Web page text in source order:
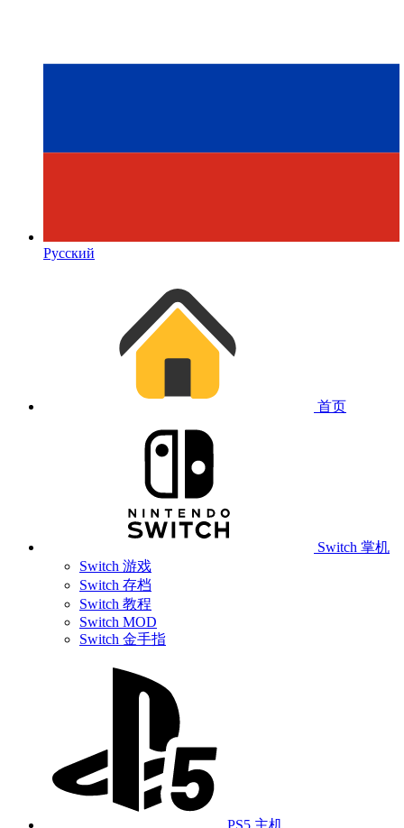
Русский
首页
Switch 掌机
Switch 游戏
Switch 存档
Switch 教程
Switch MOD
Switch 金手指